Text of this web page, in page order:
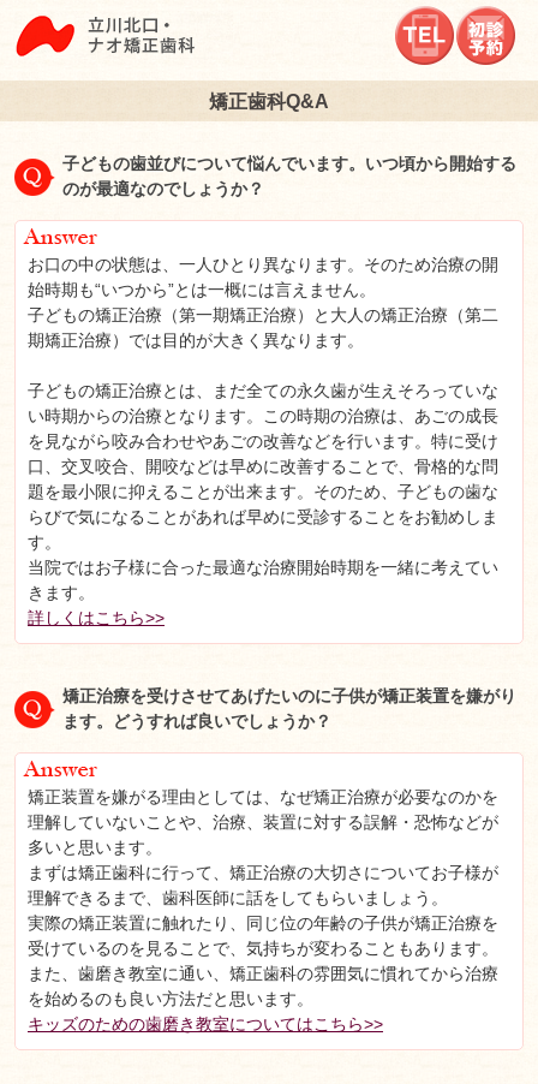
立川北口ナオ矯正歯
矯正歯科Q&A
子どもの歯並びについて悩んでいます。いつ頃から開始する
のが最適なのでしょうか？
お口の中の状態は、一人ひとり異なります。そのため治療の開
始時期も“いつから”とは一概には言えません。
子どもの矯正治療（第一期矯正治療）と大人の矯正治療（第二
期矯正治療）では目的が大きく異なります。
子どもの矯正治療とは、まだ全ての永久歯が生えそろっていな
い時期からの治療となります。この時期の治療は、あごの成長
を見ながら咬み合わせやあごの改善などを行います。特に受け
口、交叉咬合、開咬などは早めに改善することで、骨格的な問
題を最小限に抑えることが出来ます。そのため、子どもの歯な
らびで気になることがあれば早めに受診することをお勧めしま
す。
当院ではお子様に合った最適な治療開始時期を一緒に考えてい
きます。
詳しくはこちら>>
矯正治療を受けさせてあげたいのに子供が矯正装置を嫌がり
ます。どうすれば良いでしょうか？
矯正装置を嫌がる理由としては、なぜ矯正治療が必要なのかを
理解していないことや、治療、装置に対する誤解・恐怖などが
多いと思います。
まずは矯正歯科に行って、矯正治療の大切さについてお子様が
理解できるまで、歯科医師に話をしてもらいましょう。
実際の矯正装置に触れたり、同じ位の年齢の子供が矯正治療を
受けているのを見ることで、気持ちが変わることもあります。
また、歯磨き教室に通い、矯正歯科の雰囲気に慣れてから治療
を始めるのも良い方法だと思います。
キッズのための歯磨き教室についてはこちら>>